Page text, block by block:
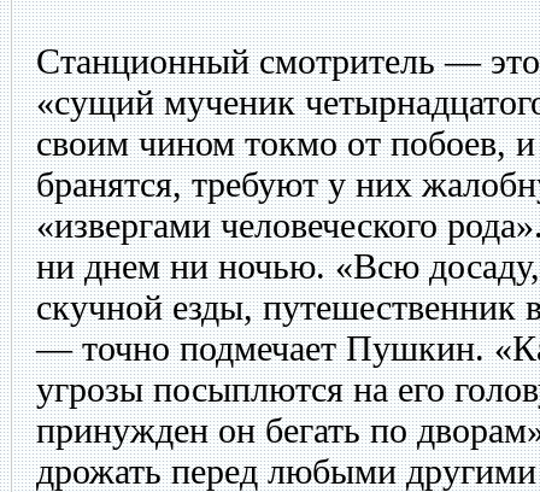
Станционный смотритель —
«сущий мученик
своим чином токмо от побоев,
бранятся, требуют у них
«извергами человеческого
ни днем ни ночью. «Всю
скучной езды, путешественник
— точно подмечает Пушкин.
угрозы посыплются на его
принужден он бегать по
дрожать перед любыми